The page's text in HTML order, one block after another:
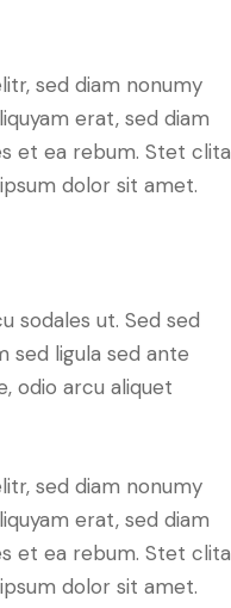
sed diam nonumy
erat, sed diam
et ea rebum. Stet clita
dolor sit amet.
sodales ut. Sed sed
sed ligula sed ante
odio arcu aliquet
sed diam nonumy
erat, sed diam
et ea rebum. Stet clita
dolor sit amet.